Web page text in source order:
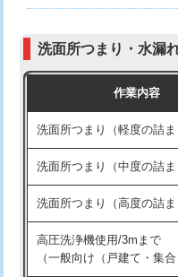
モルタル補修（厚さ10㎝ま
モルタル補修（厚さ10㎝超
洗面台設置
バスタブ設置
追加人工
（P/S/ポップアップ））
交換・取付（その他部品）
持込商品取付（単水栓）
持込商品取付（混合水栓）
持込商品取付（浄水器・
給水管工事※（ホール加工
給水管工事※（バンド止
洗面所つまり・水漏
作業内容
洗面所つまり（軽度の詰ま
洗面所つまり（中度の詰ま
洗面所つまり（高度の詰ま
高圧洗浄機使用/3mまで
（一般向け（戸建て・集合